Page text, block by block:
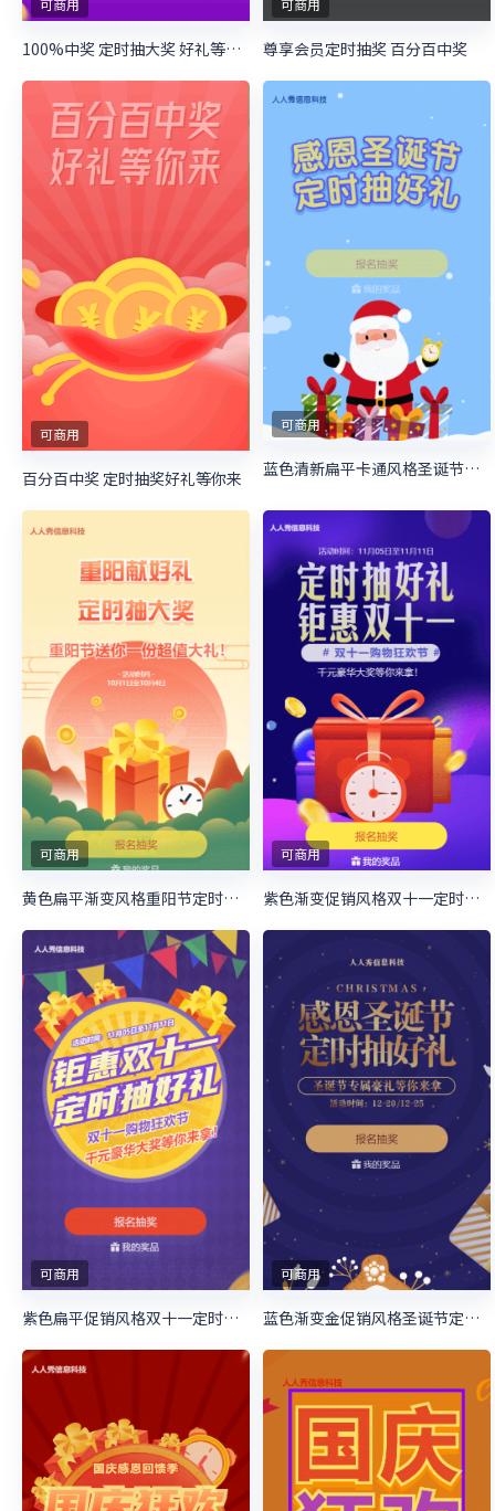
可商用
100%中奖 定时抽大奖 好礼等你来
可商用
尊享会员定时抽奖 百分百中奖
可商用
百分百中奖 定时抽奖好礼等你来
可商用
蓝色清新扁平卡通风格圣诞节定时抽奖活动
可商用
黄色扁平渐变风格重阳节定时抽奖活动
可商用
紫色渐变促销风格双十一定时抽奖活动
可商用
紫色扁平促销风格双十一定时抽奖活动
可商用
蓝色渐变金促销风格圣诞节定时抽奖活动